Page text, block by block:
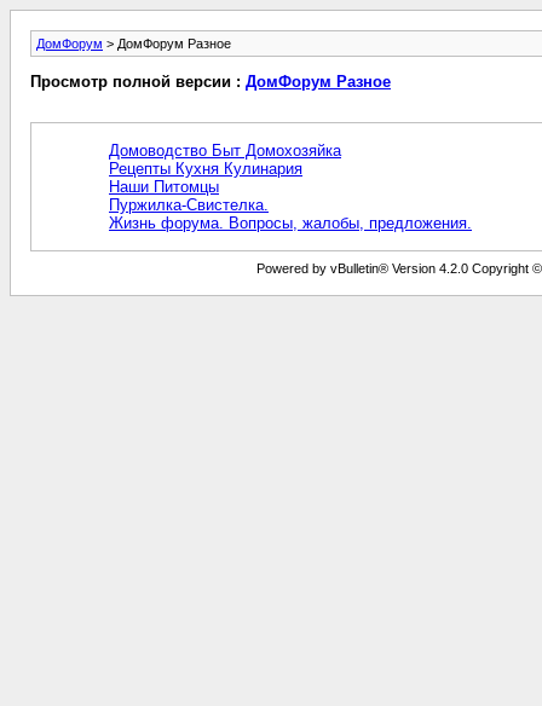
ДомФорум > ДомФорум Разное
Просмотр полной версии : ДомФорум Разное
Домоводство Быт Домохозяйка
Рецепты Кухня Кулинария
Наши Питомцы
Пуржилка-Свистелка.
Жизнь форума. Вопросы, жалобы, предложения.
Powered by vBulletin® Version 4.2.0 Copyright